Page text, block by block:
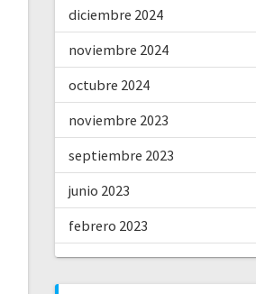
diciembre 2024
noviembre 2024
octubre 2024
noviembre 2023
septiembre 2023
junio 2023
febrero 2023